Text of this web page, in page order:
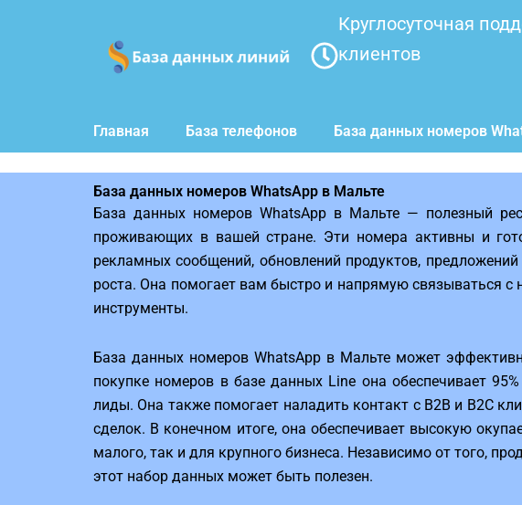
Круглосуточная
клиентов
Главная База телефонов База данных номеров
База данных номеров WhatsApp в Мальте
База данных номеров WhatsApp в Мальте — полезный
проживающих в вашей стране. Эти номера активны и
рекламных сообщений, обновлений продуктов,
роста. Она помогает вам быстро и напрямую связываться
инструменты.
База данных номеров WhatsApp в Мальте может
покупке номеров в базе данных Line она обеспечивает
лиды. Она также помогает наладить контакт с B2B и B2C
сделок. В конечном итоге, она обеспечивает высокую
малого, так и для крупного бизнеса. Независимо от того,
этот набор данных может быть полезен.